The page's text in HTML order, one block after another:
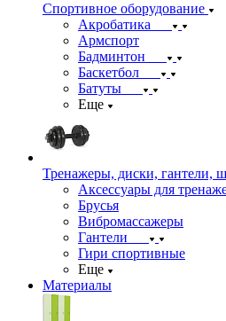
Спортивное оборудование
Акробатика
Армспорт
Бадминтон
Баскетбол
Батуты
Еще
Тренажеры, диски, гантели,
Аксессуары для
Брусья
Вибромассажеры
Гантели
Гири спортивные
Еще
Материалы